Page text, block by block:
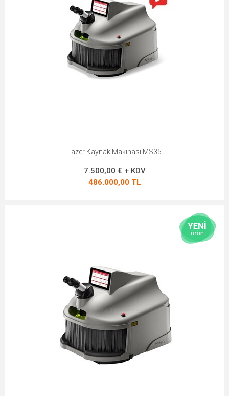
Lazer Kaynak Makinası MS35
7.500,00 € + KDV
486.000,00 TL